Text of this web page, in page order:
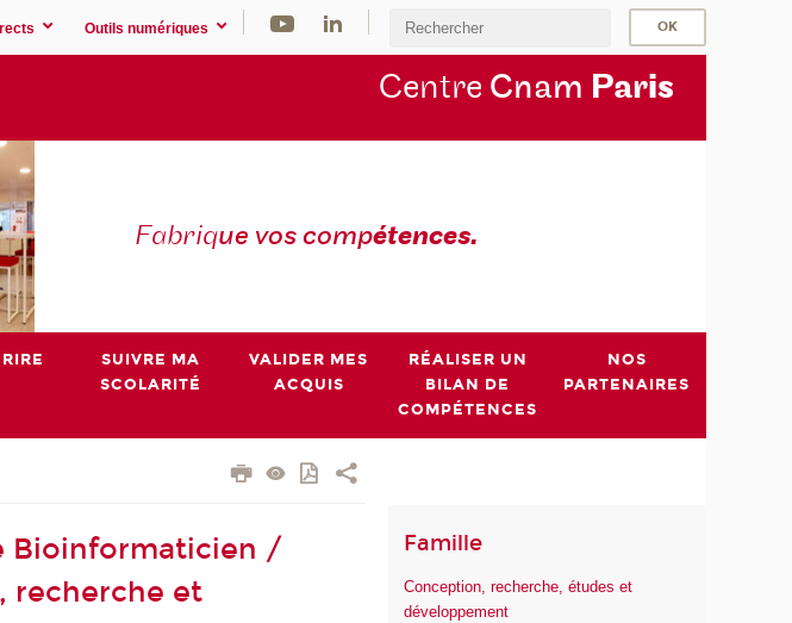
Outils numériques
Centre Cnam Paris
Fabrique vos compétences.
SUIVRE MA
SCOLARITÉ
VALIDER MES
ACQUIS
RÉALISER UN
BILAN DE
COMPÉTENCES
NOS
PARTENAIRES
Bioinformaticien /
recherche et
Famille
Conception, recherche, études et
développement